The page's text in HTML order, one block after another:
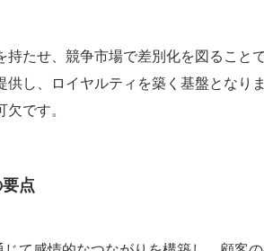
たせ、競争市場で差別化を図ること
し、ロイヤルティを築く基盤となりま
です。
点